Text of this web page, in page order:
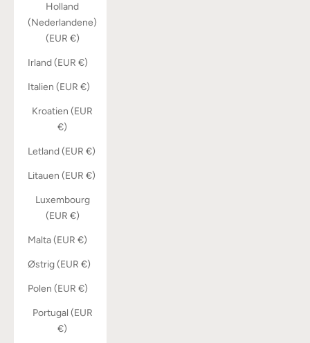
Holland
(Nederlandene)
(EUR €)
Irland (EUR €)
Italien (EUR €)
Kroatien (EUR
€)
Letland (EUR €)
Litauen (EUR €)
Luxembourg
(EUR €)
Malta (EUR €)
Østrig (EUR €)
Polen (EUR €)
Portugal (EUR
€)